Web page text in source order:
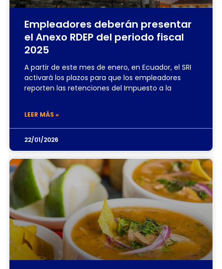
Empleadores deberán presentar
el Anexo RDEP del periodo fiscal
2025
A partir de este mes de enero, en Ecuador, el SRI
activará los plazos para que los empleadores
reporten las retenciones del Impuesto a la
LEER MÁS »
22/01/2026